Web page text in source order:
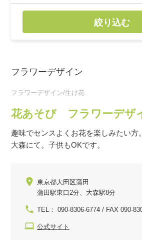
絞り込む
フラワーデザイン
フラワーデザイン/生け花
花あそび フラワーデザ
趣味でセンスよくお花を楽しみたい方
大森にて。子供もOKです。
東京都大田区蒲田
蒲田駅東口2分、大森駅8分
TEL： 090-8306-6774 / FAX 090-
公式サイト